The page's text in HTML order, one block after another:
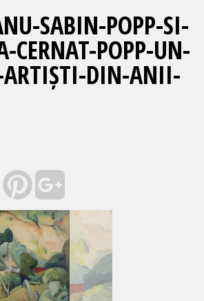
SABIN-POPP-SI-
CERNAT-POPP-UN-
ARTIȘTI-DIN-ANII-